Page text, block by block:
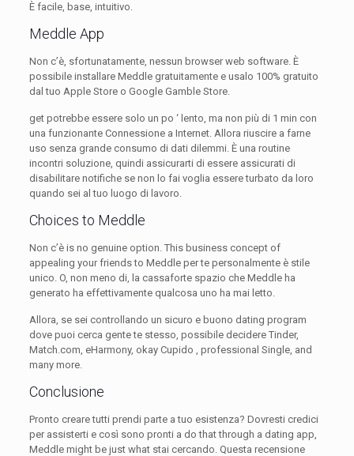
È facile, base, intuitivo.
Meddle App
Non c’è, sfortunatamente, nessun browser web software. È
possibile installare Meddle gratuitamente e usalo 100% gratuito
dal tuo Apple Store o Google Gamble Store.
get potrebbe essere solo un po ‘ lento, ma non più di 1 min con
una funzionante Connessione a Internet. Allora riuscire a farne
uso senza grande consumo di dati dilemmi. È una routine
incontri soluzione, quindi assicurarti di essere assicurati di
disabilitare notifiche se non lo fai voglia essere turbato da loro
quando sei al tuo luogo di lavoro.
Choices to Meddle
Non c’è is no genuine option. This business concept of
appealing your friends to Meddle per te personalmente è stile
unico. O, non meno di, la cassaforte spazio che Meddle ha
generato ha effettivamente qualcosa uno ha mai letto.
Allora, se sei controllando un sicuro e buono dating program
dove puoi cerca gente te stesso, possibile decidere Tinder,
Match.com, eHarmony, okay Cupido , professional Single, and
many more.
Conclusione
Pronto creare tutti prendi parte a tuo esistenza? Dovresti credici
per assisterti e così sono pronti a do that through a dating app,
Meddle might be just what stai cercando. Questa recensione